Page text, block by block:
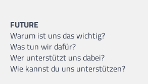
FUTURE
Warum ist uns das wichtig?
Was tun wir dafür?
Wer unterstützt uns dabei?
Wie kannst du uns unterstützen?